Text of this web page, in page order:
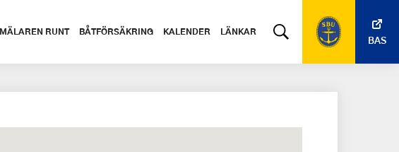
MÄLAREN RUNT BÅTFÖRSÄKRING KALENDER LÄNKAR
BAS